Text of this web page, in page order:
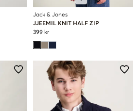
Jack & Jones
JJEEMIL KNIT HALF ZIP
399 kr